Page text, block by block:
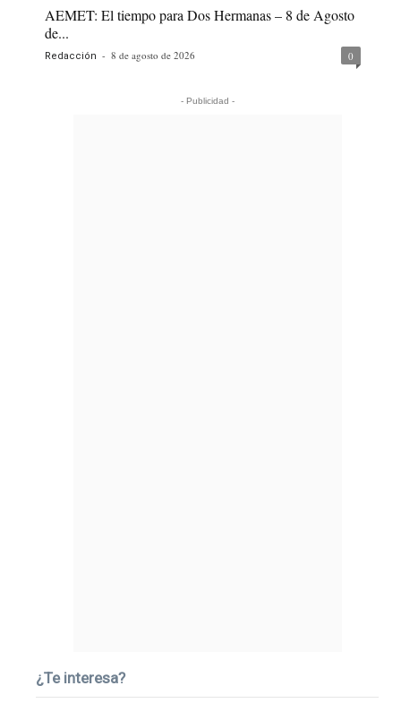
AEMET: El tiempo para Dos Hermanas – 8 de Agosto
de...
Redacción - 8 de agosto de 2026 0
- Publicidad -
¿Te interesa?